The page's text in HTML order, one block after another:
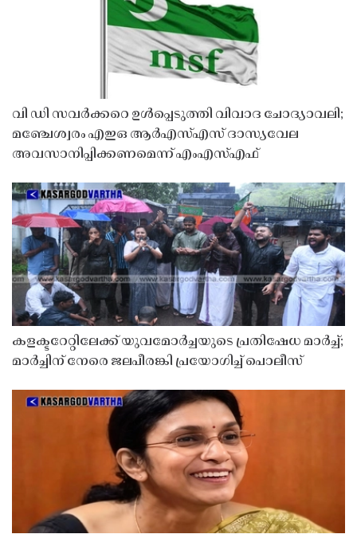
വി ഡി സവർക്കറെ ഉൾപ്പെടുത്തി വിവാദ ചോദ്യാവലി;
മഞ്ചേശ്വരം എഇഒ ആർഎസ്എസ് ദാസ്യവേല
അവസാനിപ്പിക്കണമെന്ന് എംഎസ്എഫ്
കളക്ടറേറ്റിലേക്ക് യുവമോർച്ചയുടെ പ്രതിഷേധ മാർച്ച്;
മാർച്ചിന് നേരെ ജലപീരങ്കി പ്രയോഗിച്ച് പൊലീസ്